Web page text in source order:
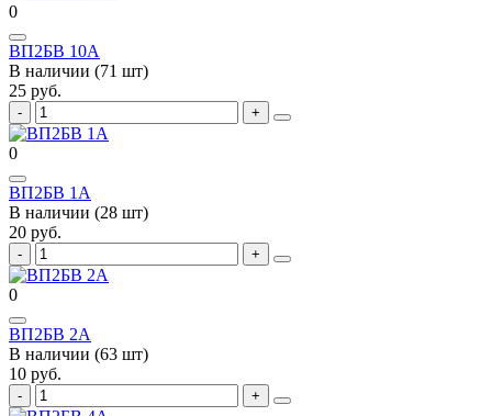
0
ВП2БВ 10А
В наличии (71 шт)
25 руб.
0
ВП2БВ 1А
В наличии (28 шт)
20 руб.
0
ВП2БВ 2А
В наличии (63 шт)
10 руб.